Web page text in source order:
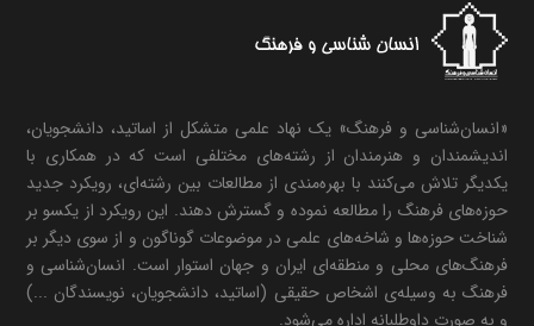
«انسان‌شناسی و فرهنگ» یک نهاد علمی متشکل از اساتید، دانشجویان،
اندیشمندان و هنرمندان از رشته‌های مختلفی است که در همکاری با
یکدیگر تلاش می‌کنند با بهره‌مندی از مطالعات بین رشته‌ای، رویکرد جدید
حوزه‌های فرهنگ را مطالعه نموده و گسترش دهند. این رویکرد از یکسو بر
شناخت حوزه‌ها و شاخه‌های علمی در موضوعات گوناگون و از سوی دیگر بر
فرهنگ‌های محلی و منطقه‌ای ایران و جهان استوار است. انسان‌شناسی و
فرهنگ به وسیله‌ی اشخاص حقیقی (اساتید، دانشجویان، نویسندگان ...)
و به صورت داوطلبانه اداره می‌شود.